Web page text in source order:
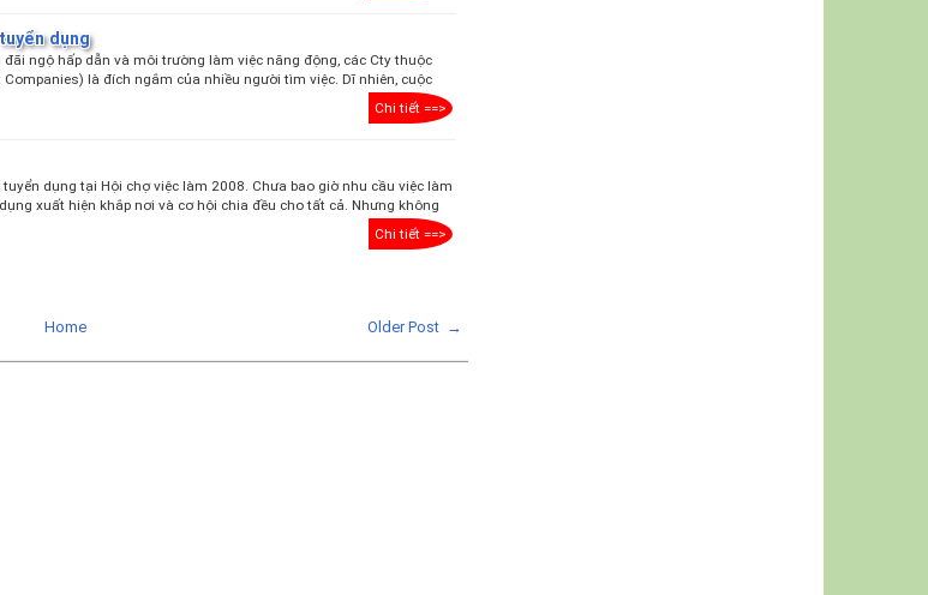
dụng
ngộ hấp dẫn và môi trường làm việc năng động, các Cty thuộc
là đích ngắm của nhiều người tìm việc. Dĩ nhiên, cuộc
Chi tiết ==>
dụng tại Hội chợ việc làm 2008. Chưa bao giờ nhu cầu việc làm
xuất hiện khắp nơi và cơ hội chia đều cho tất cả. Nhưng không
Chi tiết ==>
Older Post →
Home